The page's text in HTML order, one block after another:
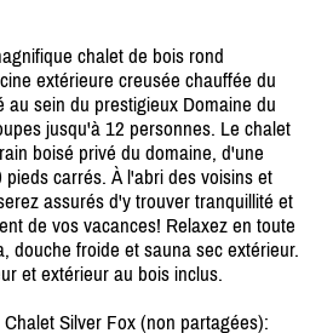
chalet de bois rond
extérieure creusée chauffée du
sein du prestigieux Domaine du
jusqu'à 12 personnes. Le chalet
boisé privé du domaine, d'une
carrés. À l'abri des voisins et
assurés d'y trouver tranquillité et
de vos vacances! Relaxez en toute
douche froide et sauna sec extérieur.
et extérieur au bois inclus.
Silver Fox (non partagées):